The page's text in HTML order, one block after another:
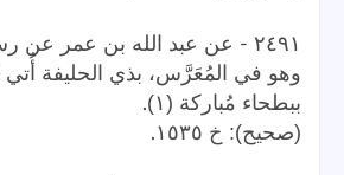
٢٤٩١ - عن عبد الله بن عمر عن
وهو في المُعَرَّس، بذي الحليفة أُتي
ببطحاء مُباركة (١)
.
(صحيح): خ ١٥٣٥ .